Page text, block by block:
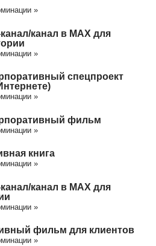
»
канал в МАХ для
»
спецпроект
»
фильм
»
книга
»
канал в МАХ для
»
фильм для клиентов
»